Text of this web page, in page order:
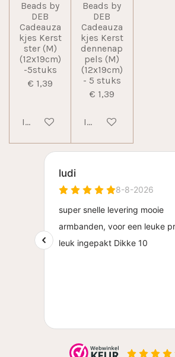
Beads by
DEB
Cadeauza
kjes Kerst
ster (M)
(12x19cm)
-5stuks
€ 1,39
In winkelwagen
Beads by
DEB
Cadeauza
kjes Kerst
dennenap
pels (M)
(12x19cm)
- 5 stuks
€ 1,39
In winkelwagen